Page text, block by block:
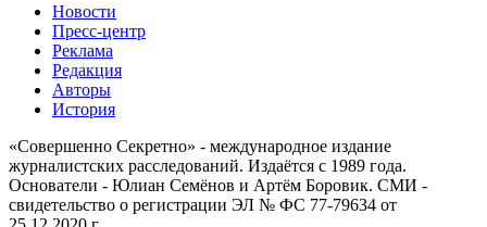
Новости
Пресс-центр
Реклама
Редакция
Авторы
История
«Совершенно Секретно» - международное издание
журналистских расследований. Издаётся с 1989 года.
Основатели - Юлиан Семёнов и Артём Боровик. CМИ -
свидетельство о регистрации ЭЛ № ФС 77-79634 от